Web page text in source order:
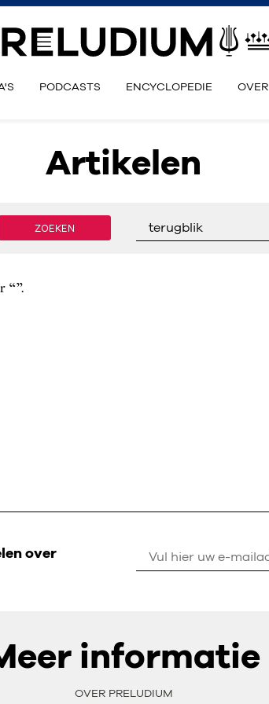
PODCASTS ENCYCLOPEDIE OVER
Artikelen
ZOEKEN terugblik
“”.
over
informatie
OVER PRELUDIUM